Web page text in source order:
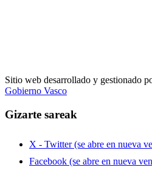
Sitio web desarrollado y gestionado
Gobierno Vasco
Gizarte sareak
X - Twitter (se abre en nueva
Facebook (se abre en nueva